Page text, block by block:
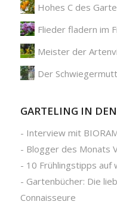
Hohes C des
Flieder fladern im
Meister der
Der
GARTELING IN
- Interview mit
- Blogger des Monats
- 10 Frühlingstipps auf
- Gartenbücher: Die
Connaisseure